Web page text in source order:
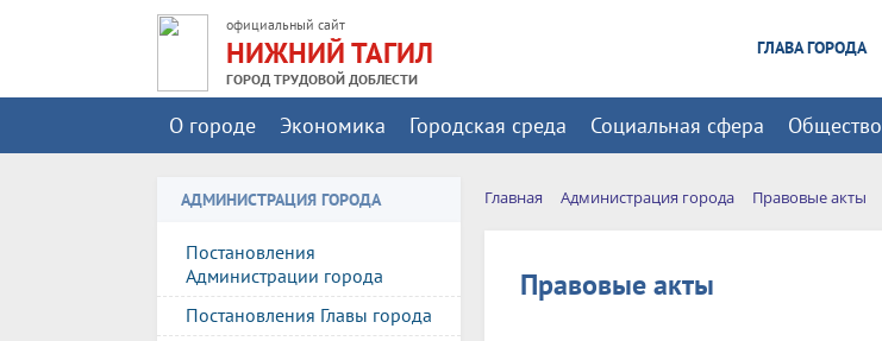
официальный сайт
НИЖНИЙ ТАГИЛ
ГОРОД ТРУДОВОЙ ДОБЛЕСТИ
ГЛАВА ГОРОДА
О городе Экономика Городская среда Социальная сфера Общество
АДМИНИСТРАЦИЯ ГОРОДА
Постановления
Администрации города
Постановления Главы города
Главная Администрация города Правовые акты
Правовые акты